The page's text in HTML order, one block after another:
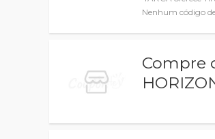
Nenhum código
Compre